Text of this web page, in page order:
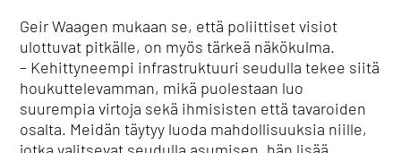
Geir Waagen mukaan se, että poliittiset visiot
ulottuvat pitkälle, on myös tärkeä näkökulma.
– Kehittyneempi infrastruktuuri seudulla tekee siitä
houkuttelevamman, mikä puolestaan luo
suurempia virtoja sekä ihmisisten että tavaroiden
osalta. Meidän täytyy luoda mahdollisuuksia niille,